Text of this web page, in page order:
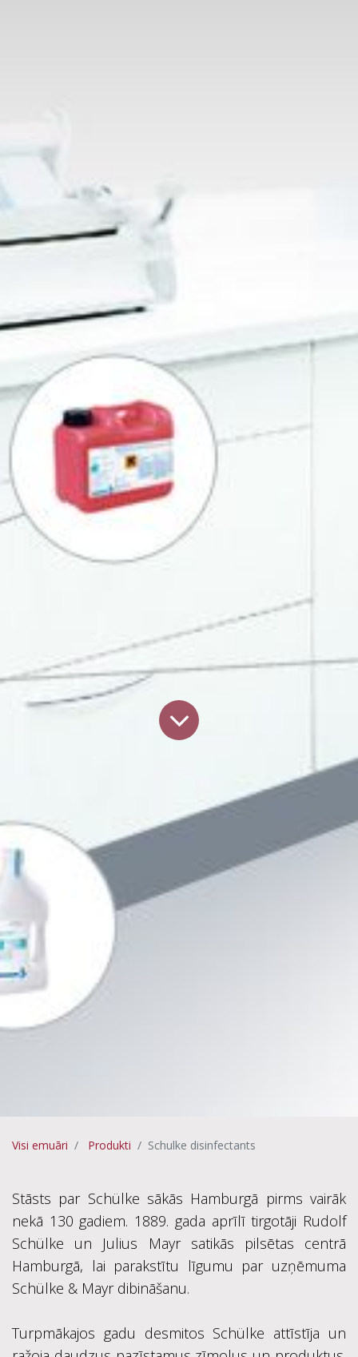
Visi emuāri Produkti Schulke disinfectants
Stāsts par Schülke sākās Hamburgā pirms vairāk
nekā 130 gadiem. 1889. gada aprīlī tirgotāji Rudolf
Schülke un Julius Mayr satikās pilsētas centrā
Hamburgā, lai parakstītu līgumu par uzņēmuma
Schülke & Mayr dibināšanu.
Turpmākajos gadu desmitos Schülke attīstīja un